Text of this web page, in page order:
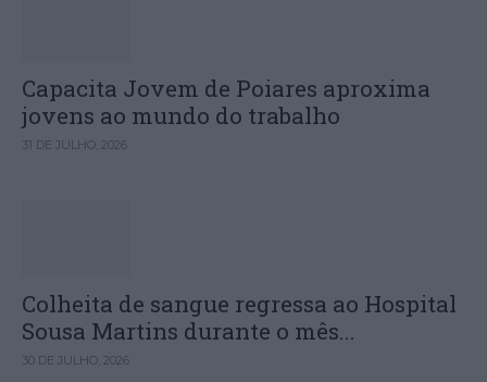
Capacita Jovem de Poiares aproxima
jovens ao mundo do trabalho
31 DE JULHO, 2026
Colheita de sangue regressa ao Hospital
Sousa Martins durante o mês...
30 DE JULHO, 2026